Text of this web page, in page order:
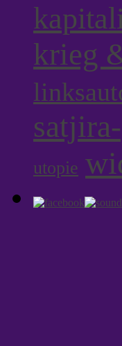
krieg
utopie